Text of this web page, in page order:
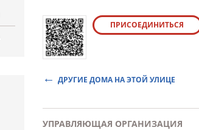
ПРИСОЕДИНИТЬСЯ
ДРУГИЕ ДОМА НА ЭТОЙ УЛИЦЕ
УПРАВЛЯЮЩАЯ ОРГАНИЗАЦИЯ